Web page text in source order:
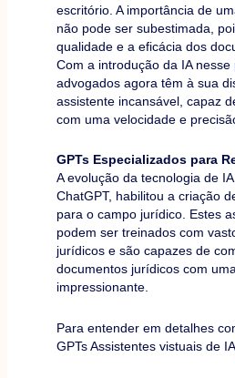
escritório. A importância de
não pode ser subestimada,
qualidade e a eficácia dos
Com a introdução da IA nesse
advogados agora têm à sua
assistente incansável, capaz
com uma velocidade e
GPTs Especializados para
A evolução da tecnologia de
ChatGPT, habilitou a criação
para o campo jurídico. Estes
podem ser treinados com
jurídicos e são capazes de
documentos jurídicos com
impressionante.
Para entender em detalhes
GPTs Assistentes vistuais de IA,